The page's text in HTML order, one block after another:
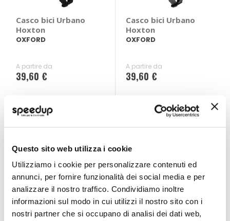
Questo sito web utilizza i cookie
Utilizziamo i cookie per personalizzare contenuti ed
annunci, per fornire funzionalità dei social media e per
analizzare il nostro traffico. Condividiamo inoltre
informazioni sul modo in cui utilizzi il nostro sito con i
nostri partner che si occupano di analisi dei dati web,
Casco bici Urbano
Hoxton
OXFORD
A partire da
39,60 €
Casco bici Urbano
Hoxton
OXFORD
A partire da
39,60 €